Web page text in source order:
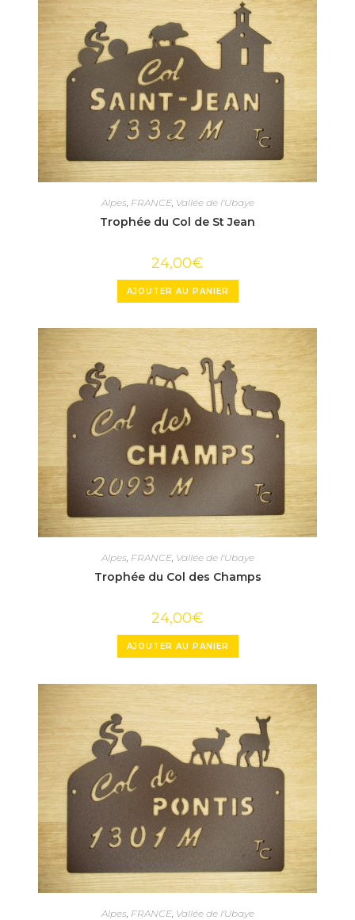
Alpes FRANCE, Vallée de l'Ubaye
Trophée du Col de St Jean
24,00€
AJOUTER AU PANIER
Alpes, FRANCE, Vallée de l'Ubaye
Trophée du Col des Champs
24,00€
AJOUTER AU PANIER
Alpes FRANCE, Vallée de l'Ubaye